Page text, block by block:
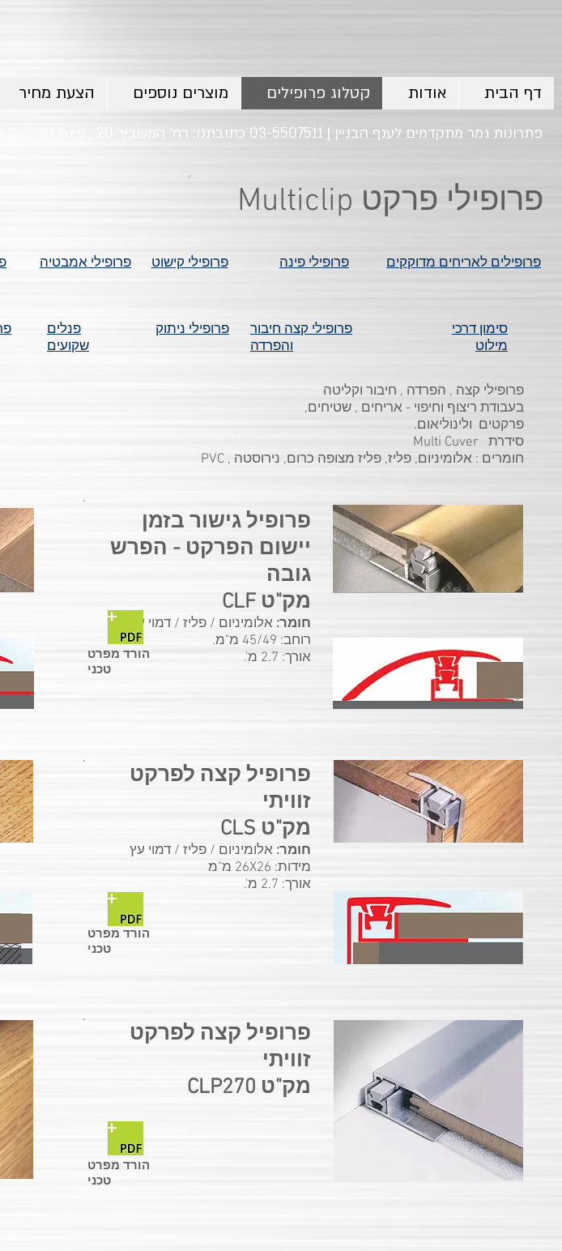
דף הבית אודות קטלוג פרופילים מוצרים נוספים הצעת מחיר
פתרונות גמר מתקדמים לענף הבניין | 03-5507511 כתובתנו: רח' המשביר 20 , פינת הלהב 2 אזור התעשיה חולון
Multiclip פרופילי פרקט
פרופילי אמבטיה פרופילי קישוט פרופילי פינה פרופילים לאריחים מדוקקים
פנלים
שקועים
פרופילי ניתוק
פרופילי קצה חיבור
והפרדה
סימון דרכי
מילוט
פרופילי קצה , הפרדה , חיבור וקליטה
בעבודת ריצוף וחיפוי - אריחים , שטיחים,
פרקטים ולינוליאום.
סידרת Multi Cuver
חומרים : אלומיניום, פליז, פליז מצופה כרום, נירוסטה , PVC
פרופיל גישור בזמן
יישום הפרקט - הפרש
גובה
מק"ט CLF
חומר: אלומיניום / פליז / דמוי עץ
רוחב: 45/49 מ"מ.
אורך: 2.7 מ'.
הורד מפרט
טכני
פרופיל קצה לפרקט
זוויתי
מק"ט CLS
חומר: אלומיניום / פליז / דמוי עץ
מידות: 26X26 מ"מ
אורך: 2.7 מ'.
הורד מפרט
טכני
פרופיל קצה לפרקט
זוויתי
מק"ט CLP270
הורד מפרט
טכני